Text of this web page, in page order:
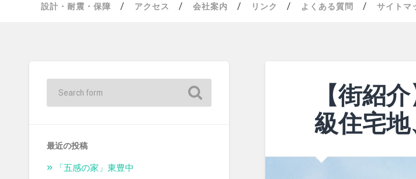
設計・耐震・保障 アクセス 会社案内 リンク よくある質問 サイトマ
【街紹
級住宅
最近の投稿
「五感の家」東豊中